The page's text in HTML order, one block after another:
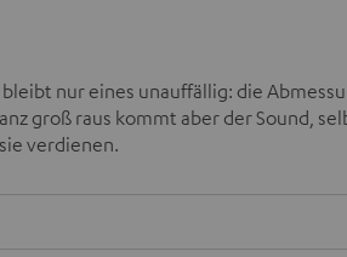
bleibt nur eines unauffällig: die
groß raus kommt aber der Sound,
verdienen.